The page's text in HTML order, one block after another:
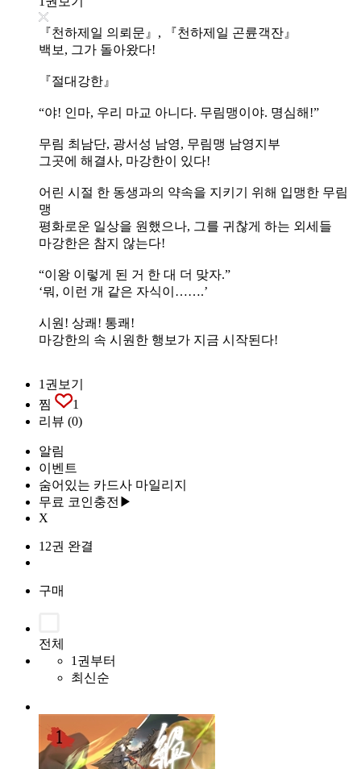
『천하제일 의뢰문』, 『천하제일 곤륜객잔』
백보, 그가 돌아왔다!
『절대강한』
“야! 인마, 우리 마교 아니다. 무림맹이야. 명심해!”
무림 최남단, 광서성 남영, 무림맹 남영지부
그곳에 해결사, 마강한이 있다!
어린 시절 한 동생과의 약속을 지키기 위해 입맹한 무림
맹
평화로운 일상을 원했으나, 그를 귀찮게 하는 외세들
마강한은 참지 않는다!
“이왕 이렇게 된 거 한 대 더 맞자.”
‘뭐, 이런 개 같은 자식이…….’
시원! 상쾌! 통쾌!
마강한의 속 시원한 행보가 지금 시작된다!
1권보기
찜
1
리뷰 (0)
알림
이벤트
숨어있는 카드사 마일리지
무료 코인충전▶
X
12권 완결
구매
전체
1권부터
최신순